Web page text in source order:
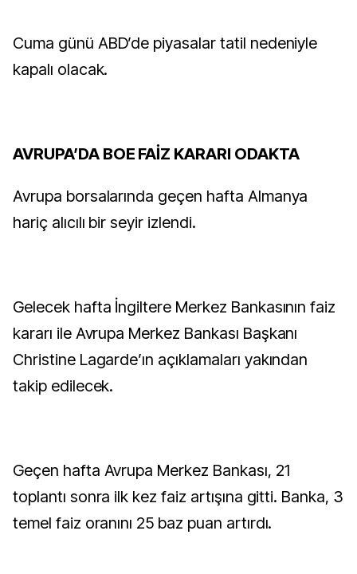
Cuma günü ABD’de piyasalar tatil nedeniyle
kapalı olacak.
AVRUPA’DA BOE FAİZ KARARI ODAKTA
Avrupa borsalarında geçen hafta Almanya
hariç alıcılı bir seyir izlendi.
Gelecek hafta İngiltere Merkez Bankasının faiz
kararı ile Avrupa Merkez Bankası Başkanı
Christine Lagarde’ın açıklamaları yakından
takip edilecek.
Geçen hafta Avrupa Merkez Bankası, 21
toplantı sonra ilk kez faiz artışına gitti. Banka, 3
temel faiz oranını 25 baz puan artırdı.